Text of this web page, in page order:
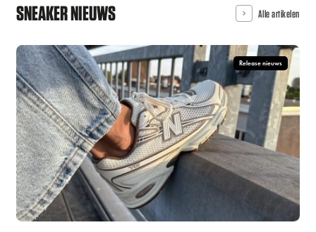
SNEAKER NIEUWS Alle artikelen
Release nieuws